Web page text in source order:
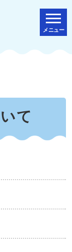
メニュー
て